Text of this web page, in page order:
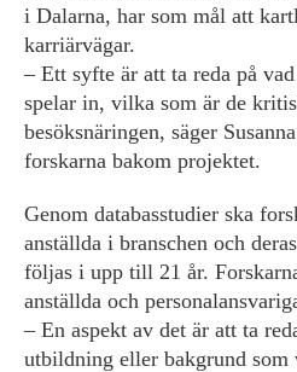
i Dalarna, har som mål att
karriärvägar.
– Ett syfte är att ta reda på
spelar in, vilka som är de
besöksnäringen, säger
forskarna bakom projektet.
Genom databasstudier ska
anställda i branschen och
följas i upp till 21 år.
anställda och
– En aspekt av det är att ta
utbildning eller bakgrund som